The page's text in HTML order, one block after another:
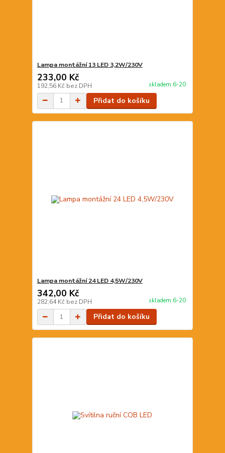
Lampa montážní 13 LED 3,2W/230V
233,00 Kč
192,56 Kč bez DPH skladem 6-20
Přidat do košíku
Lampa montážní 24 LED 4,5W/230V
342,00 Kč
282,64 Kč bez DPH skladem 6-20
Přidat do košíku